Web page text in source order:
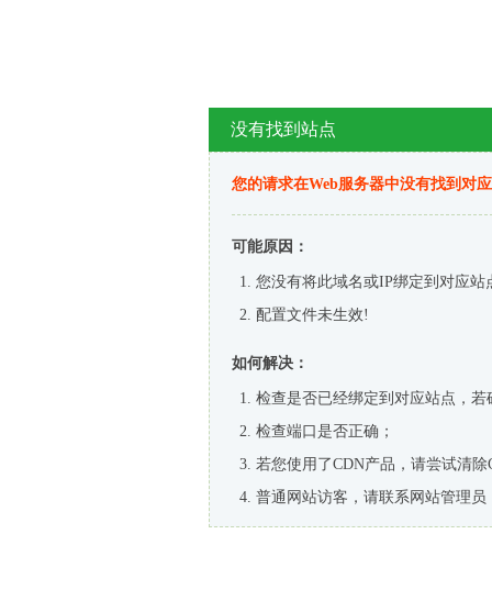
没有找到站点
您的请求在Web服务器中没有找到对
可能原因：
您没有将此域名或IP绑定到对应站
配置文件未生效!
如何解决：
检查是否已经绑定到对应站点，
检查端口是否正确；
若您使用了CDN产品，请尝试清除
普通网站访客，请联系网站管理员